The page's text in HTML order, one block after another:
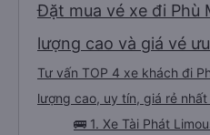
Đặt mua vé xe đi Phù
lượng cao và giá vé
Tư vấn TOP 4 xe khách đi
lượng cao, uy tín, giá rẻ
🚌 1. Xe Tài Phát